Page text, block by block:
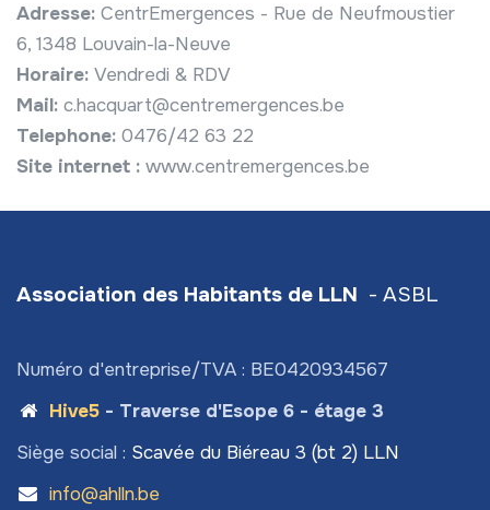
Adresse: CentrEmergences - Rue de Neufmoustier
6, 1348 Louvain-la-Neuve
Horaire: Vendredi & RDV
Mail: c.hacquart@centremergences.be
Telephone: 0476/42 63 22
Site internet : www.centremergences.be
Association des Habitants de LLN - ASBL
Numéro d'entreprise/TVA : BE0420934567
Hive5- Traverse d'Esope 6 - étage 3
Siège social : Scavée du Biéreau 3 (bt 2) LLN
info@ahlln.be